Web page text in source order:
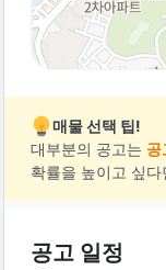
매물 선택 팁!
대부분의 공고는 공
확률을 높이고 싶
공고 일정